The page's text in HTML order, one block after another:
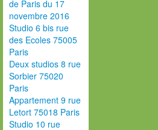
de Paris du 17
novembre 2016
Studio 6 bis rue
des Ecoles 75005
Paris
Deux studios 8 rue
Sorbier 75020
Paris
Appartement 9 rue
Letort 75018 Paris
Studio 10 rue